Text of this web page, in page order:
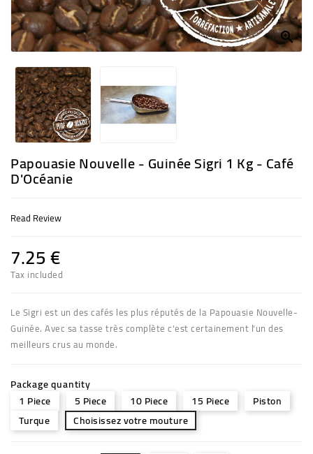
MENU
TITLE 
Papouasie Nouvelle - Guinée Sigri 1 Kg - Café
D'Océanie
Read Review
7.25 €
Tax included
Le Sigri est un des cafés les plus réputés de la Papouasie Nouvelle-
Guinée. Avec sa tasse très complète c'est certainement l'un des
meilleurs crus au monde.
Package quantity
1 Piece
5 Piece 10 Piece 15 Piece
Piston
Turque
Choisissez votre mouture